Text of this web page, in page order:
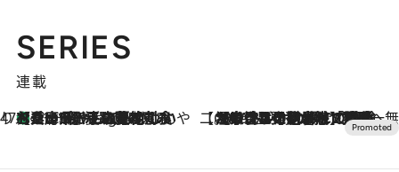
SERIES
連載
47都道府県の手みやげ ひんやりスイーツで夏を満喫
11 Hours Ago
【兵庫県】この夏絶対食べたい 冷やしておいしいおやつ3選 淡路島の恵みをジェラートに集約 【CREA×星野リゾート】唯一無二。癒しと発見が待つ場所へ
2026.8.7
【トンボの足水浴】ヒノキの香りに包まれて涼感マックス！約13℃の湧水かけ流しを避暑地「星野温泉 トンボの湯」で体験